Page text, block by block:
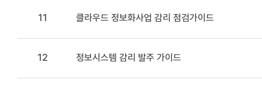
11 클라우드 정보화사업 감리 점검가이드
12 정보시스템 감리 발주 가이드